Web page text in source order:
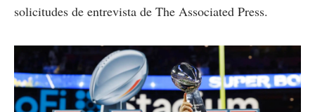
solicitudes de entrevista de The Associated Press.